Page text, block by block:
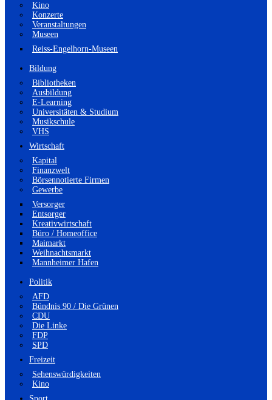
Kino
Konzerte
Veranstaltungen
Museen
Reiss-Engelhorn-Museen
Bildung
Bibliotheken
Ausbildung
E-Learning
Universitäten & Studium
Musikschule
VHS
Wirtschaft
Kapital
Finanzwelt
Börsennotierte Firmen
Gewerbe
Versorger
Entsorger
Kreativwirtschaft
Büro / Homeoffice
Maimarkt
Weihnachtsmarkt
Mannheimer Hafen
Politik
AFD
Bündnis 90 / Die Grünen
CDU
Die Linke
FDP
SPD
Freizeit
Sehenswürdigkeiten
Kino